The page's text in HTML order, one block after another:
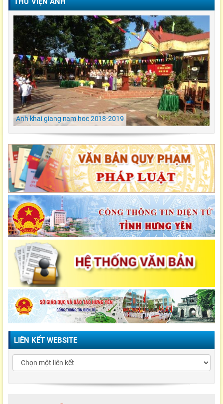
Video Lễ trao giải cuộc thi Violympic Quốc gia
Ngày hội ẩm thực/ TH Đông kết/ Khoái Châu/
Hưng Yên
LỄ KHAI GIẢNG NĂM HỌC 2021-2022 Tiểu
Học Đông Kết
Anh khai giang nam hoc 2018-2019
LIÊN KẾT WEBSITE